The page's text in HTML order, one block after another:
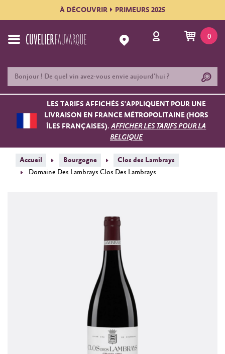
À DÉCOUVRIR PRIMEURS 2025
0
LES TARIFS AFFICHÉS S'APPLIQUENT POUR UNE
LIVRAISON EN FRANCE MÉTROPOLITAINE (HORS
ÎLES FRANÇAISES).AFFICHER LES TARIFS POUR LA
BELGIQUE
Accueil Bourgogne
Clos des Lambrays
Domaine Des Lambrays Clos Des Lambrays